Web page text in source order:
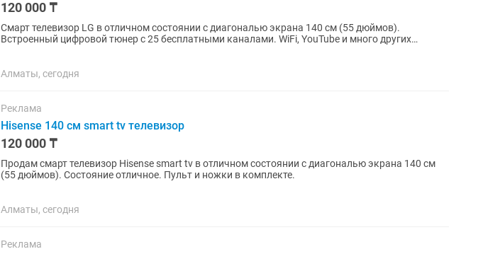
120 000 ₸
Смарт телевизор LG в отличном состоянии с диагональю экрана 140 см (55 дюймов).
Встроенный цифровой тюнер с 25 бесплатными каналами. WiFi, YouTube и много других
Алматы, сегодня
Реклама
Hisense 140 см smart tv телевизор
120 000 ₸
Продам смарт телевизор Hisense smart tv в отличном состоянии с диагональю экрана 140 см
(55 дюймов). Состояние отличное. Пульт и ножки в комплекте.
Алматы, сегодня
Реклама